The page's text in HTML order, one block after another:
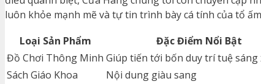
luôn khỏe mạnh mẽ và tự tin trình bày cá tính của tổ
Loại Sản Phẩm
Đặc Điểm Nổi Bật
Đồ Chơi Thông Minh Giúp tiến tới bốn duy trí tuệ sáng
Sách Giáo Khoa
Nội dung giàu sang